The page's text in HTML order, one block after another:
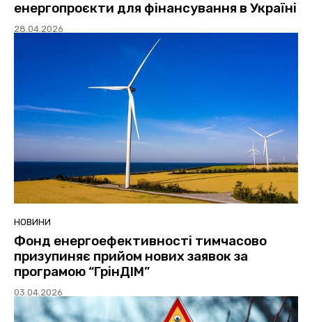
енергопроєкти для фінансування в Україні
28.04.2026
НОВИНИ
Фонд енергоефективності тимчасово
призупиняє прийом нових заявок за
програмою “ГрінДІМ”
03.04.2026